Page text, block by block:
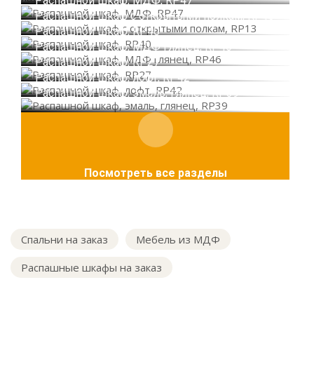
Распашной шкаф с открытыми полкам, RP13
Распашной шкаф, RP40
Распашной шкаф, МДФ глянец, RP46
Распашной шкаф, RP27
Распашной шкаф, лофт, RP42
Распашной шкаф, эмаль, глянец, RP39
Посмотреть все разделы
Спальни на заказ
Мебель из МДФ
Распашные шкафы на заказ